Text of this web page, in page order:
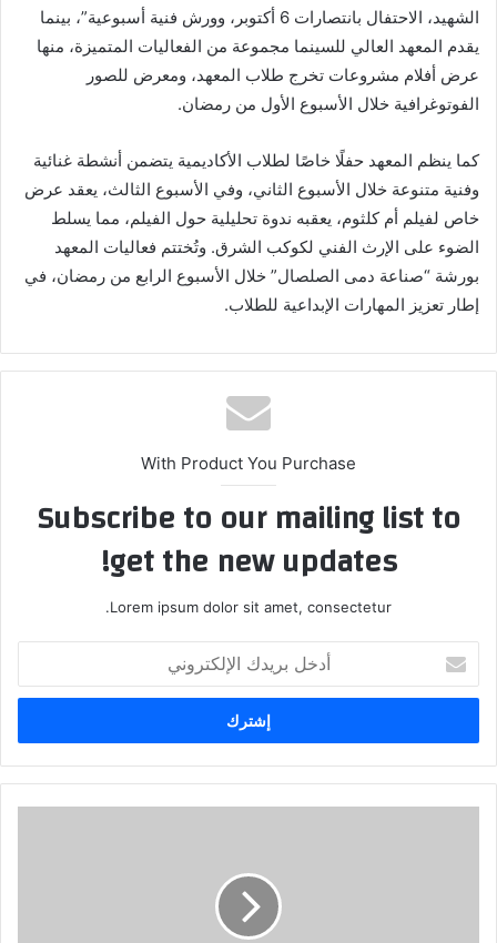
الشهيد، الاحتفال بانتصارات 6 أكتوبر، وورش فنية أسبوعية”، بينما
يقدم المعهد العالي للسينما مجموعة من الفعاليات المتميزة، منها
عرض أفلام مشروعات تخرج طلاب المعهد، ومعرض للصور
الفوتوغرافية خلال الأسبوع الأول من رمضان.
كما ينظم المعهد حفلًا خاصًا لطلاب الأكاديمية يتضمن أنشطة غنائية
وفنية متنوعة خلال الأسبوع الثاني، وفي الأسبوع الثالث، يعقد عرض
خاص لفيلم أم كلثوم، يعقبه ندوة تحليلية حول الفيلم، مما يسلط
الضوء على الإرث الفني لكوكب الشرق. وتُختتم فعاليات المعهد
بورشة “صناعة دمى الصلصال” خلال الأسبوع الرابع من رمضان، في
إطار تعزيز المهارات الإبداعية للطلاب.
With Product You Purchase
Subscribe to our mailing list to
get the new updates!
Lorem ipsum dolor sit amet, consectetur.
بريدك
الإلكتروني